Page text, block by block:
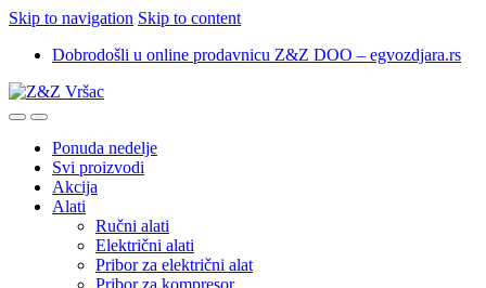
Skip to navigation Skip to content
Dobrodošli u online prodavnicu Z&Z DOO – egvozdjara.rs
Ponuda nedelje
Svi proizvodi
Akcija
Alati
Ručni alati
Električni alati
Pribor za električni alat
Pribor za kompresor